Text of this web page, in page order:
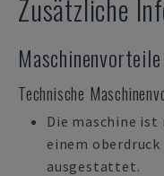
Zusätzliche
Maschinenvorteile
Technische
Die maschine
einem
ausgestattet.